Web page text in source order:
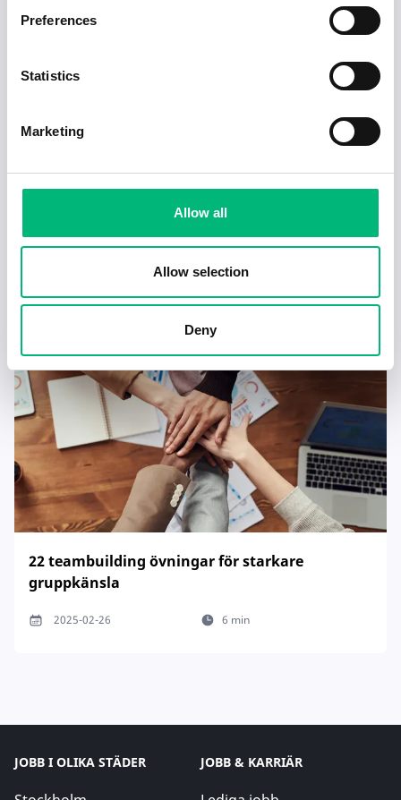
Preferences
Statistics
Marketing
Allow all
Allow selection
Deny
Tecken på en dålig chef – och hur du hanterar
2025-02-17 4 min
22 teambuilding övningar för starkare
gruppkänsla
2025-02-26 6 min
JOBB I OLIKA STÄDER JOBB & KARRIÄR